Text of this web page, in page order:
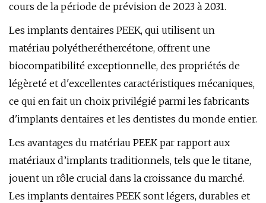
cours de la période de prévision de 2023 à 2031.
Les implants dentaires PEEK, qui utilisent un
matériau polyétheréthercétone, offrent une
biocompatibilité exceptionnelle, des propriétés de
légèreté et d'excellentes caractéristiques mécaniques,
ce qui en fait un choix privilégié parmi les fabricants
d'implants dentaires et les dentistes du monde entier.
Les avantages du matériau PEEK par rapport aux
matériaux d’implants traditionnels, tels que le titane,
jouent un rôle crucial dans la croissance du marché.
Les implants dentaires PEEK sont légers, durables et